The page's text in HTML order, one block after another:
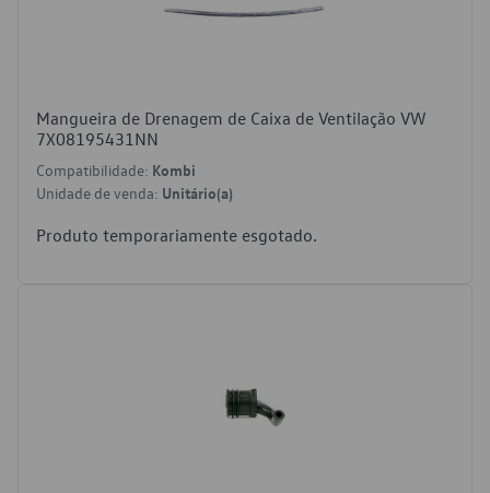
Mangueira de Drenagem de Caixa de Ventilação VW
7X08195431NN
Compatibilidade: Kombi
Unidade de venda: Unitário(a)
Produto temporariamente esgotado.